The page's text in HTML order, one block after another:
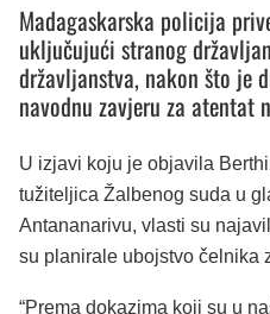
Madagaskarska policija
uključujući stranog
državljanstva, nakon što je
navodnu zavjeru za atentat
U izjavi koju je objavila
tužiteljica Žalbenog suda u
Antananarivu, vlasti su
su planirale ubojstvo čelnika
“Prema dokazima koji su u